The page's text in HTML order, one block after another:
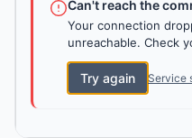
Can't reach the
Your connection
unreachable. Check
Try again Service